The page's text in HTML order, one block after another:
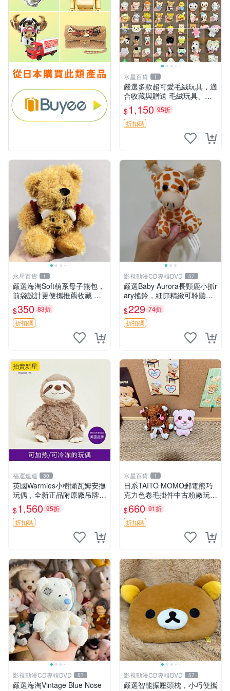
水星百貨 1
嚴選多款超可愛毛絨玩具，適
合收藏與贈送 毛絨玩具、抱
枕、公仔
$1,150 95折
折扣碼
水星百貨 1
嚴選海淘Soft萌系母子熊包，
前袋設計更便攜推薦收藏 母
子熊 軟綿綿 包包
$350 83折
折扣碼
影視動漫CD專輯DVD 57
嚴選Baby Aurora長頸鹿小抓r
ary搖鈴，細節精緻可聆聽清
脆鈴音 軟萌可愛 定制紀念 金
屬搖鈴 新手媽咪推薦 長頸鹿
抓rary 搖鈴
$229 74折
折扣碼
拍賣新星
福運連連 30
英國Warmies小樹懶瓦姆安撫
玩偶，全新正品附原廠吊牌與
防塵袋，內藏薰衣草可加熱，
適合各個年齡層，冷暖兩用享
受抱抱樂趣，不容錯過嚴選好
$1,560 95折
折扣碼
水星百貨 1
日系TAITO MOMO郵電熊巧
克力色卷毛掛件中古粉嫩玩偶
微瑕推薦 postpet momo 郵
電熊 中古玩偶
$660 91折
折扣碼
影視動漫CD專輯DVD 57
嚴選海淘Vintage Blue Nose
影視動漫CD專輯DVD 57
嚴選智能振壓頭枕，小巧便攜